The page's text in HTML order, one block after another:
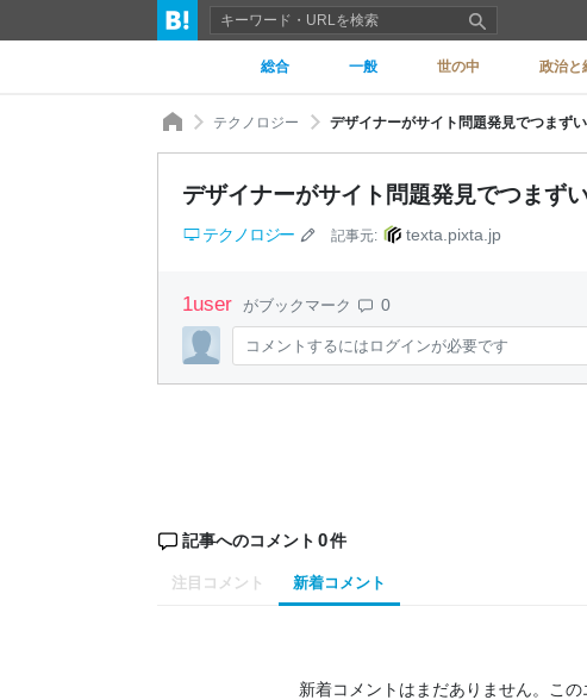
総合 一般 世の中 政治と
テクノロジー デザイナーがサイト問題発見でつまず
デザイナーがサイト問題発見でつまず
テクノロジー 記事元: texta.pixta.jp
1user がブックマーク 0
コメントするにはログインが必要です
記事へのコメント 0件
注目コメント 新着コメント
新着コメントはまだありません。 この